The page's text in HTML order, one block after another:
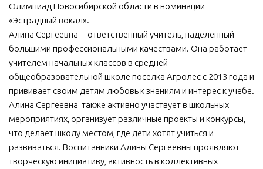
Олимпиад Новосибирской области в номинации
«Эстрадный вокал».
Алина Сергеевна – ответственный учитель, наделенный
большими профессиональными качествами. Она работает
учителем начальных классов в средней
общеобразовательной школе поселка Агролес с 2013 года и
прививает своим детям любовь к знаниям и интерес к учебе.
Алина Сергеевна также активно участвует в школьных
мероприятиях, организует различные проекты и конкурсы,
что делает школу местом, где дети хотят учиться и
развиваться. Воспитанники Алины Сергеевны проявляют
творческую инициативу, активность в коллективных